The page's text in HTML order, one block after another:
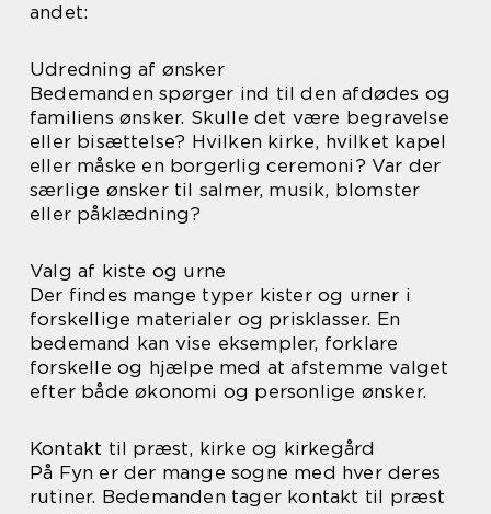
andet:
Udredning af ønsker
Bedemanden spørger ind til den afdødes og
familiens ønsker. Skulle det være begravelse
eller bisættelse? Hvilken kirke, hvilket kapel
eller måske en borgerlig ceremoni? Var der
særlige ønsker til salmer, musik, blomster
eller påklædning?
Valg af kiste og urne
Der findes mange typer kister og urner i
forskellige materialer og prisklasser. En
bedemand kan vise eksempler, forklare
forskelle og hjælpe med at afstemme valget
efter både økonomi og personlige ønsker.
Kontakt til præst, kirke og kirkegård
På Fyn er der mange sogne med hver deres
rutiner. Bedemanden tager kontakt til præst